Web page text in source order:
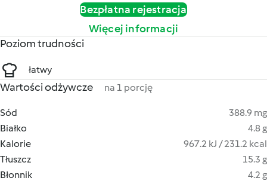
Bezpłatna rejestracja
Więcej informacji
Poziom trudności
łatwy
Wartości odżywcze na 1 porcję
Sód
388.9 mg
Białko
4.8 g
Kalorie
967.2 kJ / 231.2 kcal
Tłuszcz
15.3 g
Błonnik
4.2 g